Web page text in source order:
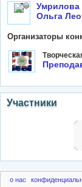
Умрилова
Ольга
Организаторы
Участники
о нас